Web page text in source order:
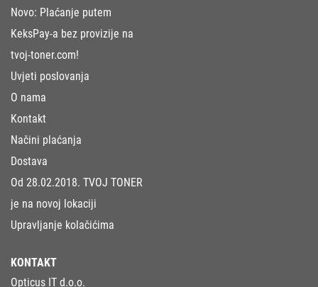
Novo: Plaćanje putem
KeksPay-a bez provizije na
tvoj-toner.com!
Uvjeti poslovanja
O nama
Kontakt
Načini plaćanja
Dostava
Od 28.02.2018. TVOJ TONER
je na novoj lokaciji
Upravljanje kolačićima
KONTAKT
Opticus IT d.o.o.